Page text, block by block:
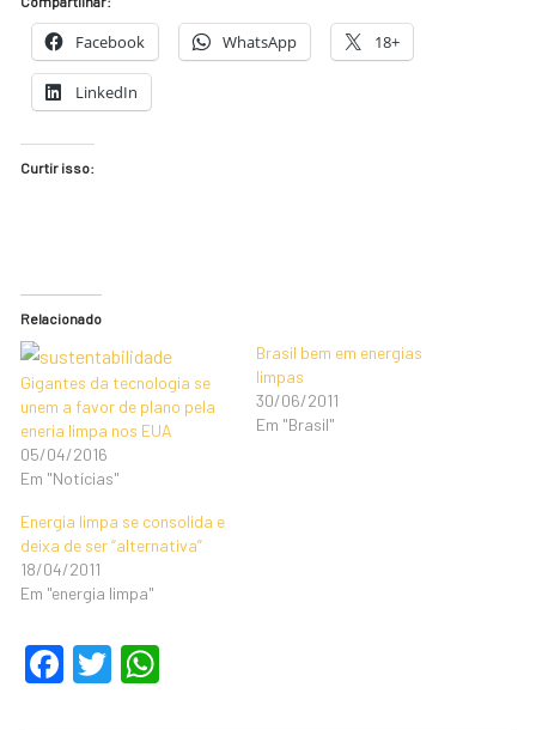
Facebook WhatsApp 18+
LinkedIn
Curtir isso:
Relacionado
Gigantes da tecnologia se
unem a favor de plano pela
eneria limpa nos EUA
05/04/2016
Em "Notícias"
Brasil bem em energias
limpas
30/06/2011
Em "Brasil"
Energia limpa se consolida e
deixa de ser “alternativa”
18/04/2011
Em "energia limpa"
F
T